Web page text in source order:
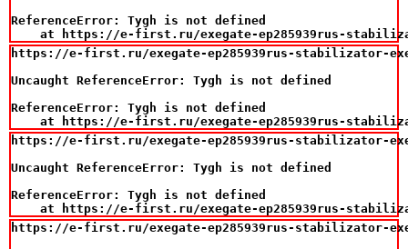
ReferenceError: Tygh is not defined
at https://e-first.ru/exegate-ep285939rus-
https://e-first.ru/exegate-ep285939rus-stabilizator-
Uncaught ReferenceError: Tygh is not defined
ReferenceError: Tygh is not defined
at https://e-first.ru/exegate-ep285939rus-
https://e-first.ru/exegate-ep285939rus-stabilizator-
Uncaught ReferenceError: Tygh is not defined
ReferenceError: Tygh is not defined
at https://e-first.ru/exegate-ep285939rus-
https://e-first.ru/exegate-ep285939rus-stabilizator-